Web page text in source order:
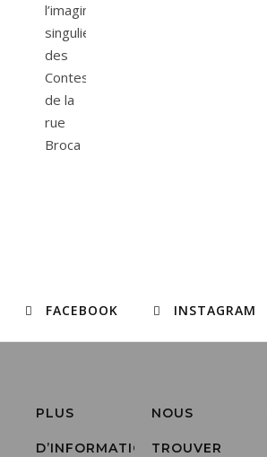
l’imaginaire
singulier
des
Contes
de la
rue
Broca
FACEBOOK INSTAGRAM
PLUS
D’INFORMATIONS
NOUS
TROUVER